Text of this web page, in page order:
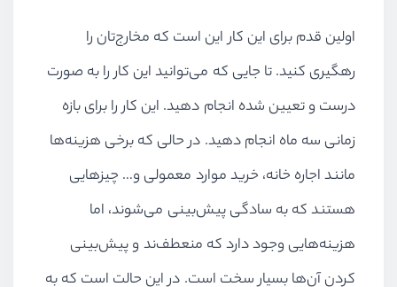
اولین قدم برای این کار این است که مخارج‌تان را
رهگیری کنید. تا جایی که می‌توانید این کار را به صورت
درست و تعیین شده انجام دهید. این کار را برای بازه
زمانی سه ماه انجام دهید. در حالی که برخی هزینه‌ها
مانند اجاره خانه، خرید موارد معمولی و… چیزهایی
هستند که به سادگی پیش‌بینی می‌شوند، اما
هزینه‌هایی وجود دارد که منعطف‌ند و پیش‌بینی
کردن آن‌ها بسیار سخت است. در این حالت است که به